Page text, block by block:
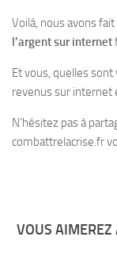
Voilà, nous avons
l’argent sur internet
Et vous, quelles
revenus sur internet
N’hésitez pas à
combattrelacrise.fr
VOUS AIMEREZ